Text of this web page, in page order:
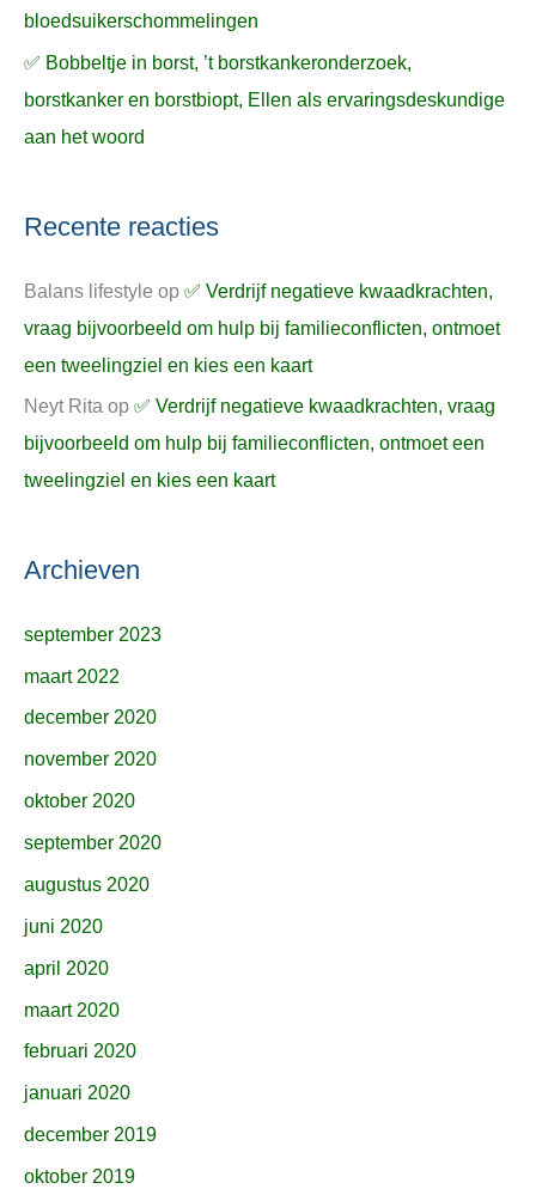
bloedsuikerschommelingen
✅ Bobbeltje in borst, ’t borstkankeronderzoek,
borstkanker en borstbiopt, Ellen als ervaringsdeskundige
aan het woord
Recente reacties
Balans lifestyle op ✅ Verdrijf negatieve kwaadkrachten,
vraag bijvoorbeeld om hulp bij familieconflicten, ontmoet
een tweelingziel en kies een kaart
Neyt Rita op ✅ Verdrijf negatieve kwaadkrachten, vraag
bijvoorbeeld om hulp bij familieconflicten, ontmoet een
tweelingziel en kies een kaart
Archieven
september 2023
maart 2022
december 2020
november 2020
oktober 2020
september 2020
augustus 2020
juni 2020
april 2020
maart 2020
februari 2020
januari 2020
december 2019
oktober 2019